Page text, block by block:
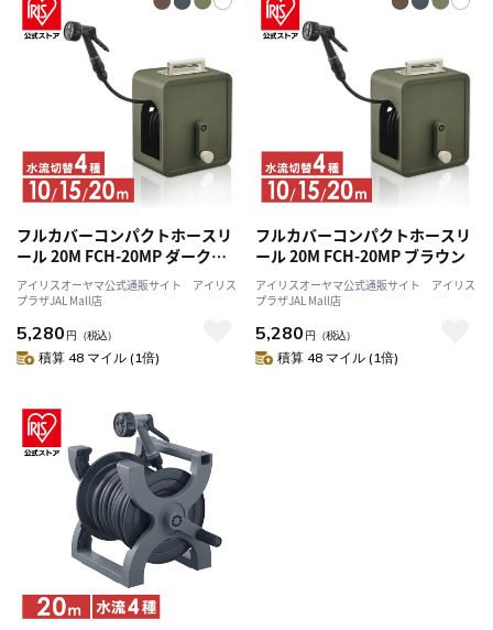
フルカバーコンパクトホースリ
ール 20M FCH-20MP ダークグ
レー
アイリスオーヤマ公式通販サイト アイリス
プラザJAL Mall店
5,280 円 （税込）
積算 48 マイル (1倍)
フルカバーコンパクトホースリ
ール 20M FCH-20MP ブラウン
アイリスオーヤマ公式通販サイト アイリス
プラザJAL Mall店
5,280 円 （税込）
積算 48 マイル (1倍)